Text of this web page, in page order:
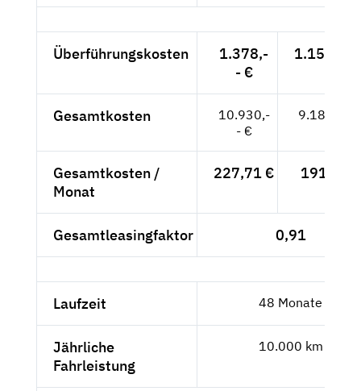
Überführungskosten
1.378,-
- €
1.157,98
Gesamtkosten
10.930,-
- €
9.184,87
Gesamtkosten /
Monat
227,71 € 191,35 €
Gesamtleasingfaktor 0,91
Laufzeit 48 Monate
Jährliche
Fahrleistung
10.000 km